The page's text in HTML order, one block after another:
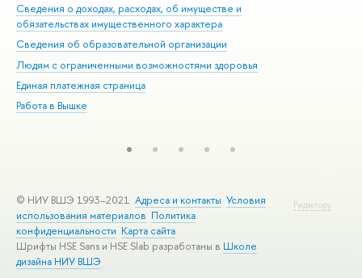
Сведения о доходах, расходах, об имуществе и
обязательствах имущественного характера
Сведения об образовательной организации
Людям с ограниченными возможностями здоровья
Единая платежная страница
Работа в Вышке
Редактору
© НИУ ВШЭ 1993–2021 Адреса и контакты Условия
использования материалов Политика
конфиденциальности Карта сайта
Шрифты HSE Sans и HSE Slab разработаны в Школе
дизайна НИУ ВШЭ